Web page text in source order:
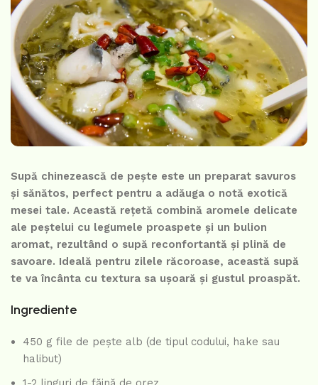
Supă chinezească de pește este un preparat savuros
și sănătos, perfect pentru a adăuga o notă exotică
mesei tale. Această rețetă combină aromele delicate
ale peștelui cu legumele proaspete și un bulion
aromat, rezultând o supă reconfortantă și plină de
savoare. Ideală pentru zilele răcoroase, această supă
te va încânta cu textura sa ușoară și gustul proaspăt.
Ingrediente
450 g file de pește alb (de tipul codului, hake sau
halibut)